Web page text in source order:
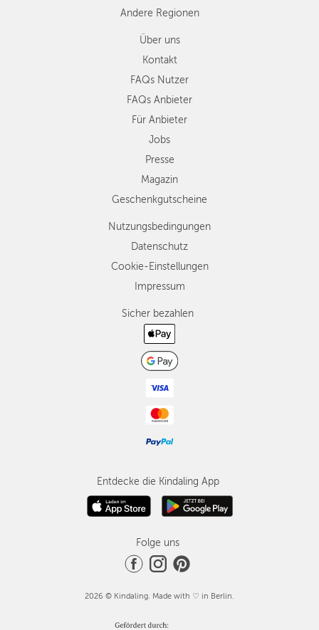
Andere Regionen
Über uns
Kontakt
FAQs Nutzer
FAQs Anbieter
Für Anbieter
Jobs
Presse
Magazin
Geschenkgutscheine
Nutzungsbedingungen
Datenschutz
Cookie-Einstellungen
Impressum
Sicher bezahlen
Entdecke die Kindaling App
Folge uns
2026 © Kindaling. Made with ♡ in Berlin.